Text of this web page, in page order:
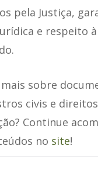
pela Justiça,
e respeito
sobre
civis e
Continue
no site!